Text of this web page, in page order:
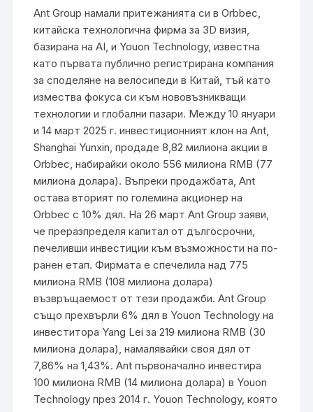
Ant Group намали притежанията си в Orbbec,
китайска технологична фирма за 3D визия,
базирана на AI, и Youon Technology, известна
като първата публично регистрирана компания
за споделяне на велосипеди в Китай, тъй като
измества фокуса си към нововъзникващи
технологии и глобални пазари. Между 10 януари
и 14 март 2025 г. инвестиционният клон на Ant,
Shanghai Yunxin, продаде 8,82 милиона акции в
Orbbec, набирайки около 556 милиона RMB (77
милиона долара). Въпреки продажбата, Ant
остава вторият по големина акционер на
Orbbec с 10% дял. На 26 март Ant Group заяви,
че преразпределя капитал от дългосрочни,
печеливши инвестиции към възможности на по-
ранен етап. Фирмата е спечелила над 775
милиона RMB (108 милиона долара)
възвръщаемост от тези продажби. Ant Group
също прехвърли 6% дял в Youon Technology на
инвеститора Yang Lei за 219 милиона RMB (30
милиона долара), намалявайки своя дял от
7,86% на 1,43%. Ant първоначално инвестира
100 милиона RMB (14 милиона долара) в Youon
Technology през 2014 г. Youon Technology, която